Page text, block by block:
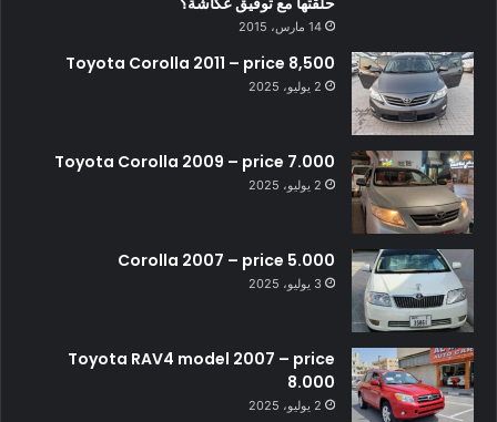
14 مارس، 2015
Toyota Corolla 2011 – price 8,500
2 يوليو، 2025
Toyota Corolla 2009 – price 7.000
2 يوليو، 2025
Corolla 2007 – price 5.000
3 يوليو، 2025
Toyota RAV4 model 2007 – price
8.000
2 يوليو، 2025